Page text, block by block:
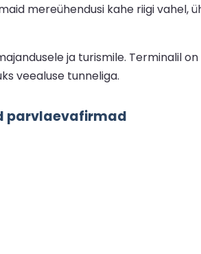
mereühendusi kahe riigi vahel,
ja turismile. Terminalil
veealuse tunneliga.
parvlaevafirmad